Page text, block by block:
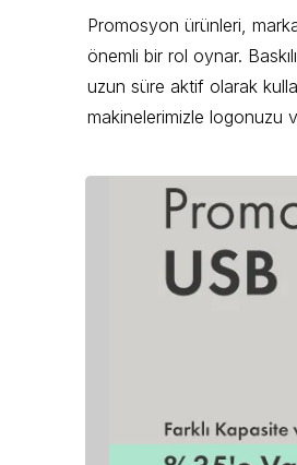
Promosyon ürünleri,
önemli bir rol oynar.
uzun süre aktif olarak
makinelerimizle logonuzu